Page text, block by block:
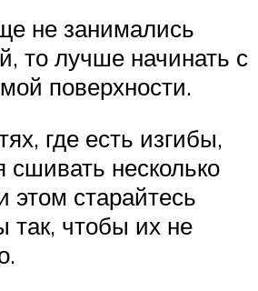
не занимались
то лучше начинать с
поверхности.
где есть изгибы,
сшивать несколько
этом старайтесь
так, чтобы их не